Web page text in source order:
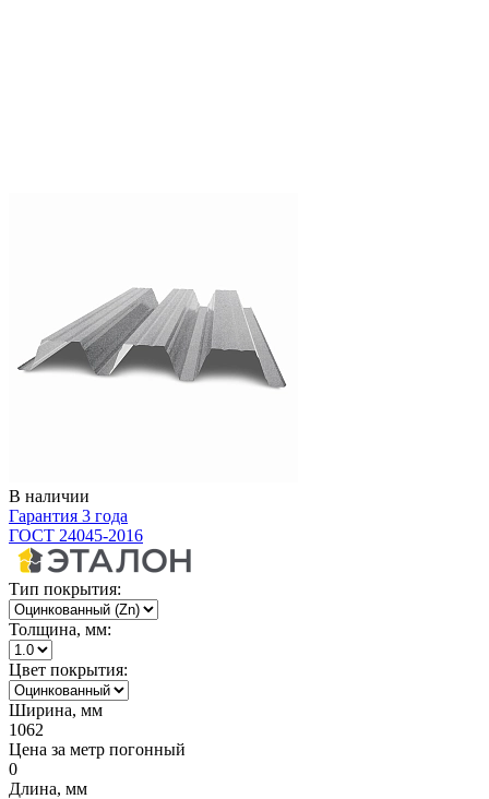
В наличии
Гарантия 3 года
ГОСТ 24045-2016
Тип покрытия:
Толщина, мм:
Цвет покрытия:
Ширина, мм
1062
Цена за метр погонный
0
Длина, мм